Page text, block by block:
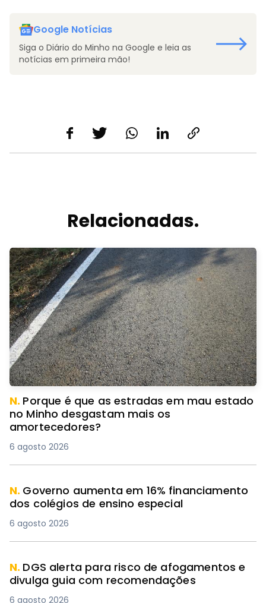
Google Notícias
Siga o Diário do Minho na Google e leia as
notícias em primeira mão!
Relacionadas.
N. Porque é que as estradas em mau estado
no Minho desgastam mais os
amortecedores?
6 agosto 2026
N. Governo aumenta em 16% financiamento
dos colégios de ensino especial
6 agosto 2026
N. DGS alerta para risco de afogamentos e
divulga guia com recomendações
6 agosto 2026